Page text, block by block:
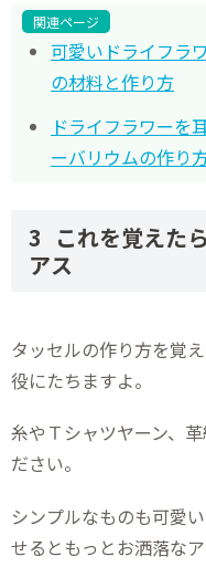
関連ページ
可愛いドライフラ
の材料と作り方
ドライフラワーを
ーバリウムの作り
これを覚えた
アス
タッセルの作り方を覚
役にたちますよ。
糸やＴシャツヤーン、
ださい。
シンプルなものも可愛
せるともっとお洒落な